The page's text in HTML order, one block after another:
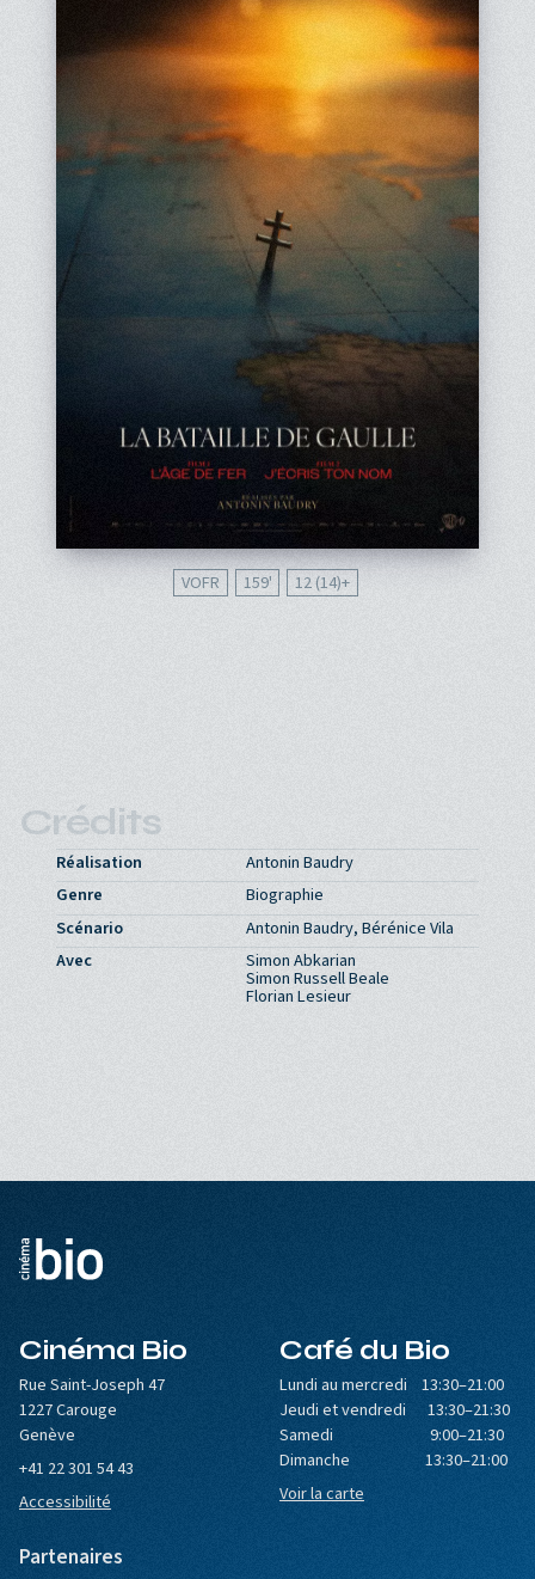
VOFR 159' 12 (14)
Crédits
Réalisation
Antonin Baudry
Genre
Biographie
Scénario
Antonin Baudry, Bérénice Vila
Avec
Simon Abkarian
Simon Russell Beale
Florian Lesieur
Cinéma Bio
Rue Saint-Joseph 47
1227 Carouge
Genève
+41 22 301 54 43
Accessibilité
Café du Bio
Lundi au mercredi 13:30–21:00
Jeudi et vendredi 13:30–21:30
Samedi 9:00–21:30
Dimanche 13:30–21:00
Voir la carte
Partenaires